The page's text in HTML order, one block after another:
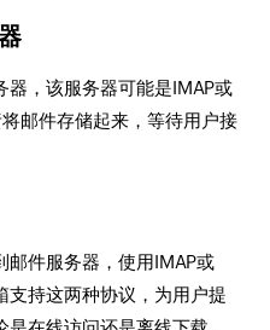
器，该服务器可能是IMAP或
邮件存储起来，等待用户接
邮件服务器，使用IMAP或
支持这两种协议，为用户提